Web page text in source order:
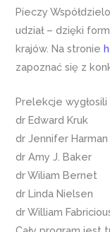
Pieczy
udział – dzięki
krajów. Na stronie
zapoznać się z
Prelekcje wygłosili
dr Edward Kruk
dr Jennifer Harman
dr Amy J. Baker
dr Wiliam Bernet
dr Linda Nielsen
dr William